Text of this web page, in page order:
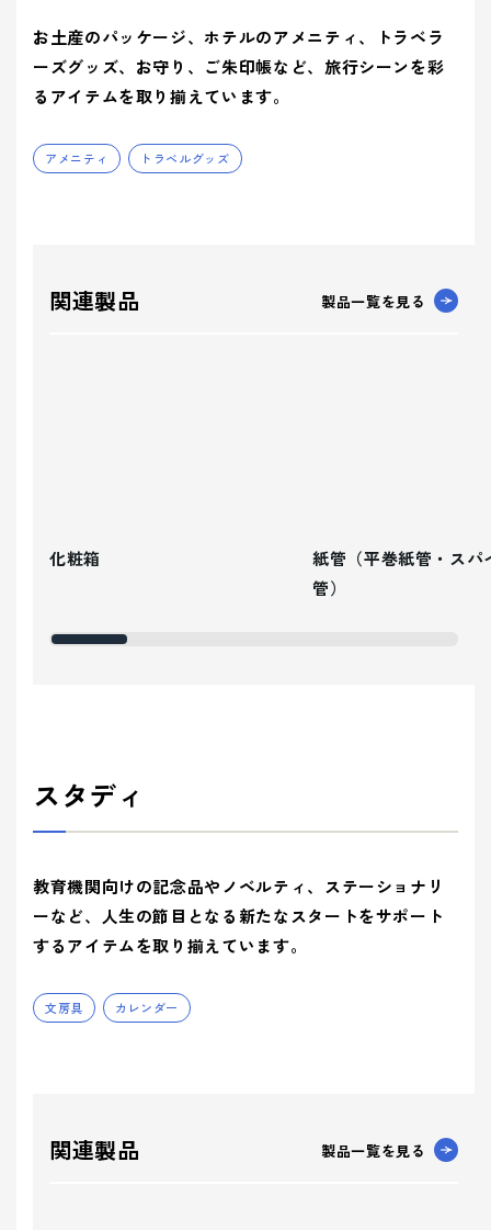
お土産のパッケージ、ホテルのアメニティ、トラベラ
ーズグッズ、お守り、ご朱印帳など、旅行シーンを彩
るアイテムを取り揃えています。
アメニティ トラベルグッズ
関連製品 製品一覧を見る
化粧箱
紙管（平巻紙管・スパ
管）
スタディ
教育機関向けの記念品やノベルティ、ステーショナリ
ーなど、人生の節目となる新たなスタートをサポート
するアイテムを取り揃えています。
文房具 カレンダー
関連製品 製品一覧を見る